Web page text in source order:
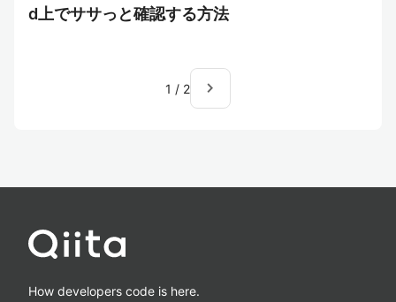
d上でササっと確認する方法
1 / 2 navigate_next
How developers code is here.